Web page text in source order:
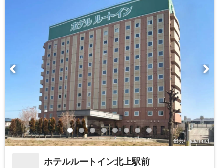
出典：jalan.net
ホテルルートイン北上駅前